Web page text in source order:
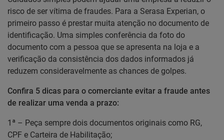
risco de ser vítima de fraudes. Para a Serasa Experian, o
primeiro passo é prestar muita atenção no documento de
identificação. Uma simples conferência da foto do
documento com a pessoa que se apresenta na loja e a
verificação da consistência dos dados informados já
reduzem consideravelmente as chances de golpes.
Confira 5 dicas para o comerciante evitar a fraude antes
de realizar uma venda a prazo:
1ª – Peça sempre dois documentos originais como RG,
CPF e Carteira de Habilitação;